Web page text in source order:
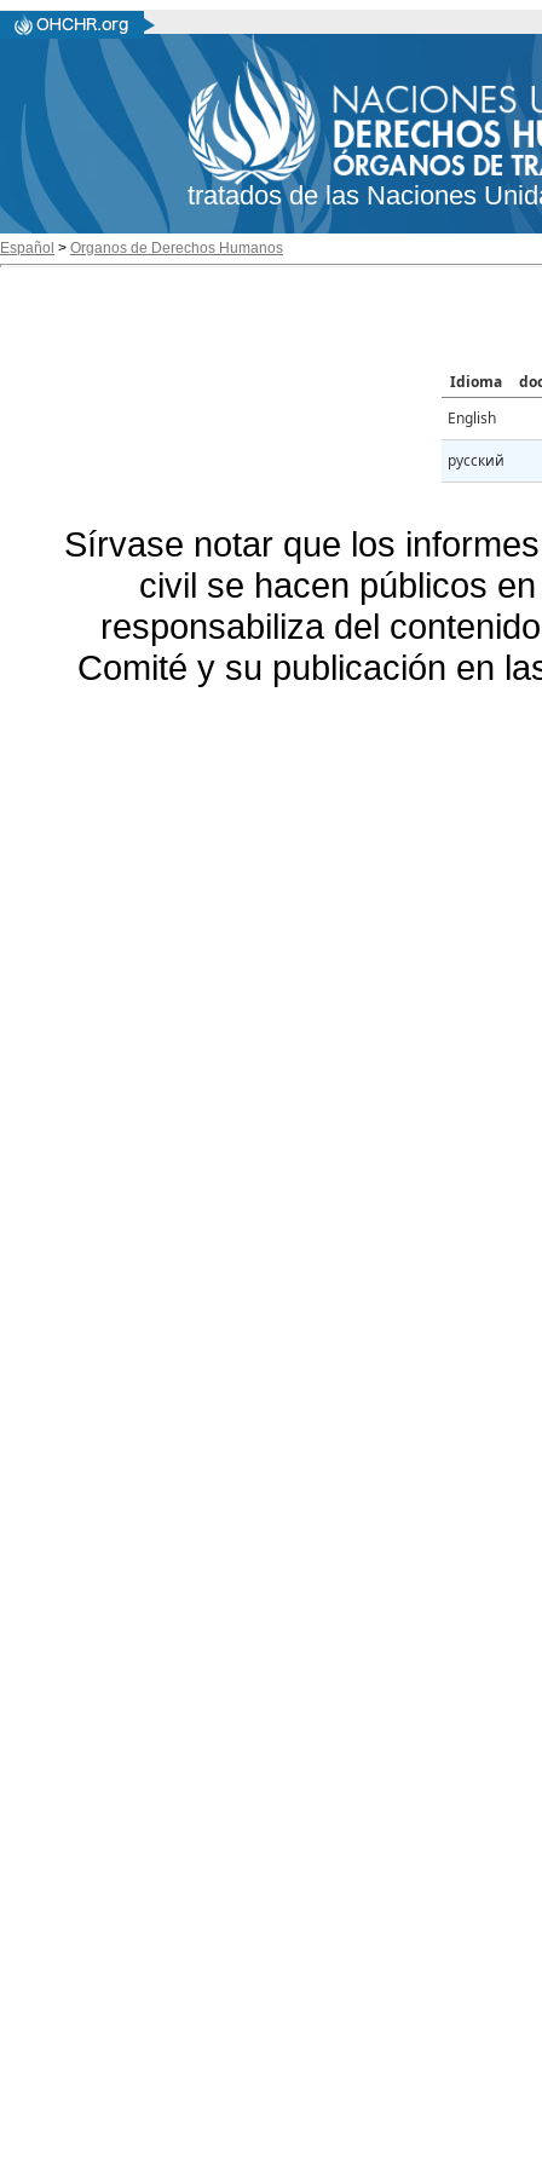
tratados de las Naciones
Español > Organos de Derechos Humanos
Idioma
English
русский
Sírvase notar que los
civil se hacen públicos
responsabiliza del
Comité y su publicación en